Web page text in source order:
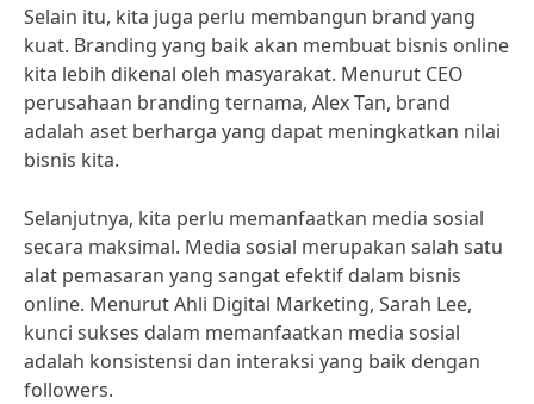
Selain itu, kita juga perlu membangun brand yang
kuat. Branding yang baik akan membuat bisnis online
kita lebih dikenal oleh masyarakat. Menurut CEO
perusahaan branding ternama, Alex Tan, brand
adalah aset berharga yang dapat meningkatkan nilai
bisnis kita.
Selanjutnya, kita perlu memanfaatkan media sosial
secara maksimal. Media sosial merupakan salah satu
alat pemasaran yang sangat efektif dalam bisnis
online. Menurut Ahli Digital Marketing, Sarah Lee,
kunci sukses dalam memanfaatkan media sosial
adalah konsistensi dan interaksi yang baik dengan
followers.